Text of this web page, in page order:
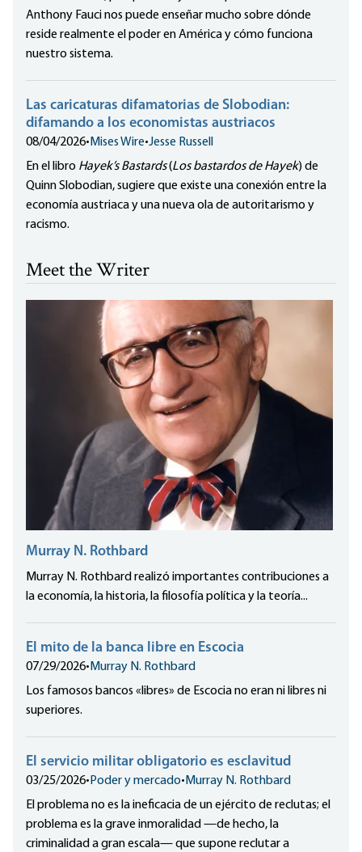
Anthony Fauci nos puede enseñar mucho sobre dónde
reside realmente el poder en América y cómo funciona
nuestro sistema.
Las caricaturas difamatorias de Slobodian:
difamando a los economistas austriacos
08/04/2026• Mises Wire•Jesse Russell
En el libro Hayek’s Bastards(Los bastardos de Hayek) de
Quinn Slobodian, sugiere que existe una conexión entre la
economía austriaca y una nueva ola de autoritarismo y
racismo.
Meet the Writer
Murray N. Rothbard
Murray N. Rothbard realizó importantes contribuciones a
la economía, la historia, la filosofía política y la teoría...
El mito de la banca libre en Escocia
07/29/2026• Murray N. Rothbard
Los famosos bancos «libres» de Escocia no eran ni libres ni
superiores.
El servicio militar obligatorio es esclavitud
03/25/2026• Poder y mercado• Murray N. Rothbard
El problema no es la ineficacia de un ejército de reclutas; el
problema es la grave inmoralidad —de hecho, la
criminalidad a gran escala— que supone reclutar a